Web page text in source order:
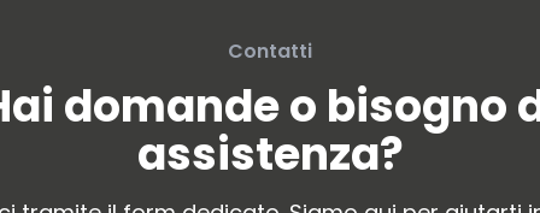
Contatti
domande o bisogno
assistenza?